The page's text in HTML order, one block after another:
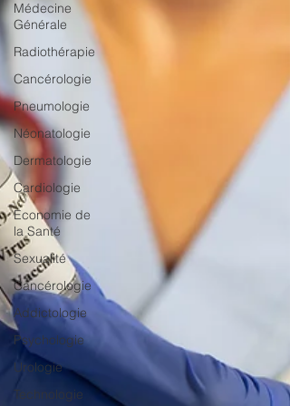
Médecine
Générale
Radiothérapie
Cancérologie
Pneumologie
Néonatologie
Dermatologie
Cardiologie
Economie de
la Santé
Sexualité
Cancérologie
Addictologie
Psychologie
Urologie
Technologie